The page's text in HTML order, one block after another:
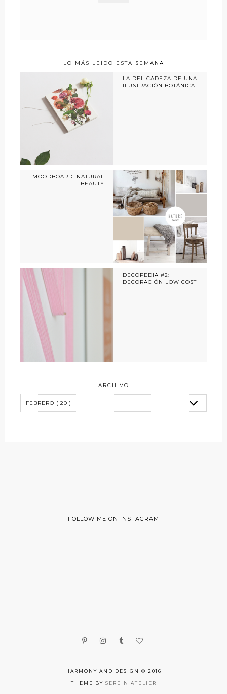
LO MÁS LEÍDO ESTA SEMANA
LA DELICADEZA DE UNA
ILUSTRACIÓN BOTÁNICA
MOODBOARD: NATURAL
BEAUTY
DECOPEDIA #2:
DECORACIÓN LOW COST
ARCHIVO
FOLLOW ME ON INSTAGRAM
HARMONY AND DESIGN © 2016
THEME BY SEREIN ATELIER